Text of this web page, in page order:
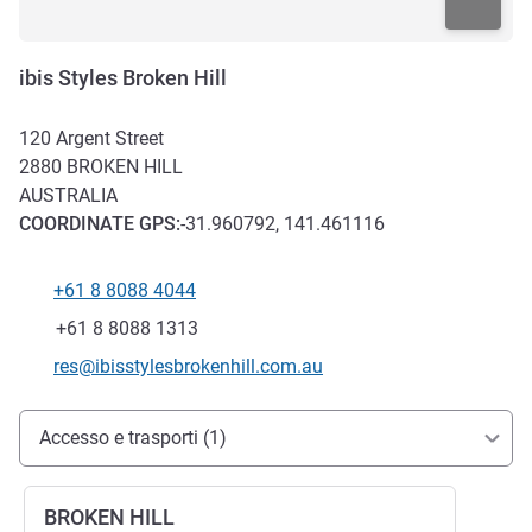
ibis Styles Broken Hill
120 Argent Street
2880 BROKEN HILL
AUSTRALIA
COORDINATE GPS:-31.960792, 141.461116
Telefono
+61 8 8088 4044
Fax
+61 8 8088 1313
E-mail di contatto
res@ibisstylesbrokenhill.com.au
Accesso e trasporti
Accesso e trasporti (1)
BROKEN HILL